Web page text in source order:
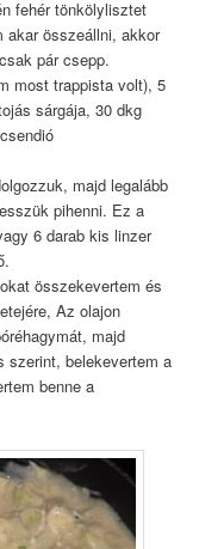
fehér tönkölylisztet
akar összeállni, akkor
pár csepp.
most trappista volt), 5
sárgája, 30 dkg
majd legalább
pihenni. Ez a
6 darab kis linzer
összekevertem és
Az olajon
majd
szerint, belekevertem a
benne a